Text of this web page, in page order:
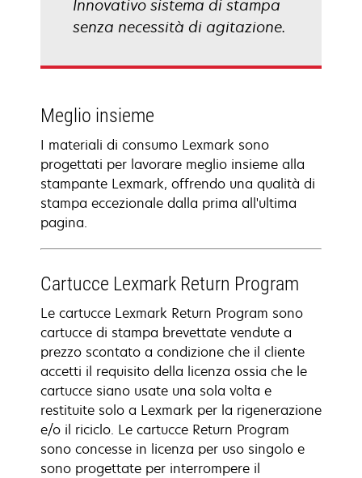
Innovativo sistema di stampa
senza necessità di agitazione.
Meglio insieme
I materiali di consumo Lexmark sono
progettati per lavorare meglio insieme alla
stampante Lexmark, offrendo una qualità di
stampa eccezionale dalla prima all'ultima
pagina.
Cartucce Lexmark Return Program
Le cartucce Lexmark Return Program sono
cartucce di stampa brevettate vendute a
prezzo scontato a condizione che il cliente
accetti il requisito della licenza ossia che le
cartucce siano usate una sola volta e
restituite solo a Lexmark per la rigenerazione
e/o il riciclo. Le cartucce Return Program
sono concesse in licenza per uso singolo e
sono progettate per interrompere il